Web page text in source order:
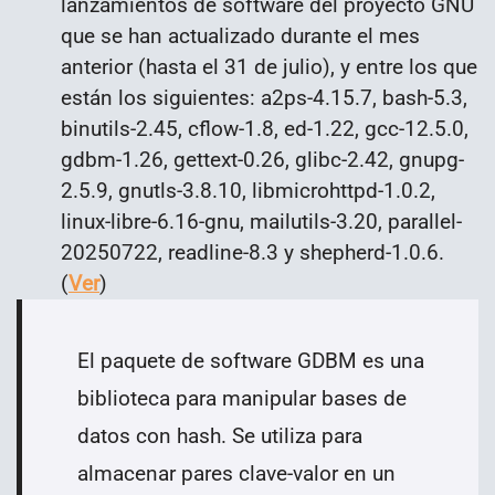
que se han actualizado durante el mes
anterior (hasta el 31 de julio), y entre los que
están los siguientes: a2ps-4.15.7, bash-5.3,
binutils-2.45, cflow-1.8, ed-1.22, gcc-12.5.0,
gdbm-1.26, gettext-0.26, glibc-2.42, gnupg-
2.5.9, gnutls-3.8.10, libmicrohttpd-1.0.2,
linux-libre-6.16-gnu, mailutils-3.20, parallel-
20250722, readline-8.3 y shepherd-1.0.6.
(Ver)
El paquete de software GDBM es una
biblioteca para manipular bases de
datos con hash. Se utiliza para
almacenar pares clave-valor en un